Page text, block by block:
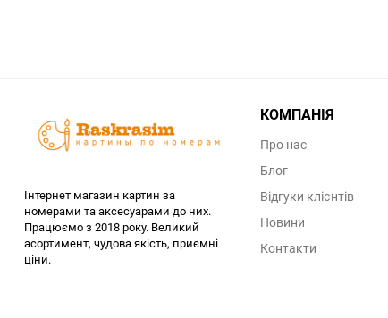
Інтернет магазин картин за
номерами та аксесуарами до них.
Працюємо з 2018 року. Великий
асортимент, чудова якість, приємні
ціни.
КОМПАНІЯ
Про нас
Блог
Відгуки клієнтів
Новини
Контакти